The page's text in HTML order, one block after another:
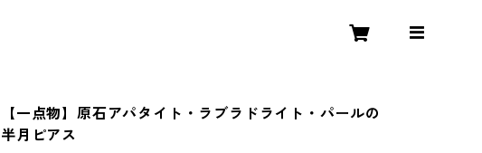
【一点物】原石アパタイト・ラブラドライト・パールの
半月ピアス